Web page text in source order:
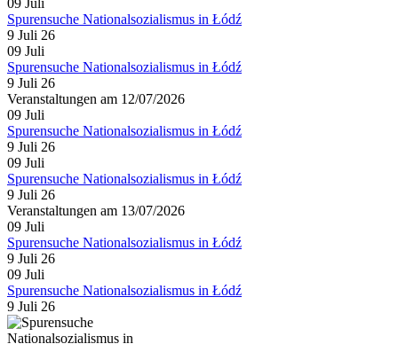
Spurensuche Nationalsozialismus in Łódź
9 Juli 26
09 Juli
Spurensuche Nationalsozialismus in Łódź
9 Juli 26
Veranstaltungen am 12/07/2026
09 Juli
Spurensuche Nationalsozialismus in Łódź
9 Juli 26
09 Juli
Spurensuche Nationalsozialismus in Łódź
9 Juli 26
Veranstaltungen am 13/07/2026
09 Juli
Spurensuche Nationalsozialismus in Łódź
9 Juli 26
09 Juli
Spurensuche Nationalsozialismus in Łódź
9 Juli 26